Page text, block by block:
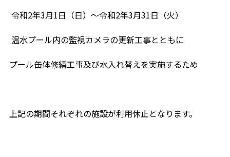
令和2年3月1日（日）～令和2年3月31日（火）
温水プール内の監視カメラの更新工事とともに
プール缶体修繕工事及び水入れ替えを実施するため
上記の期間それぞれの施設が利用休止となります。